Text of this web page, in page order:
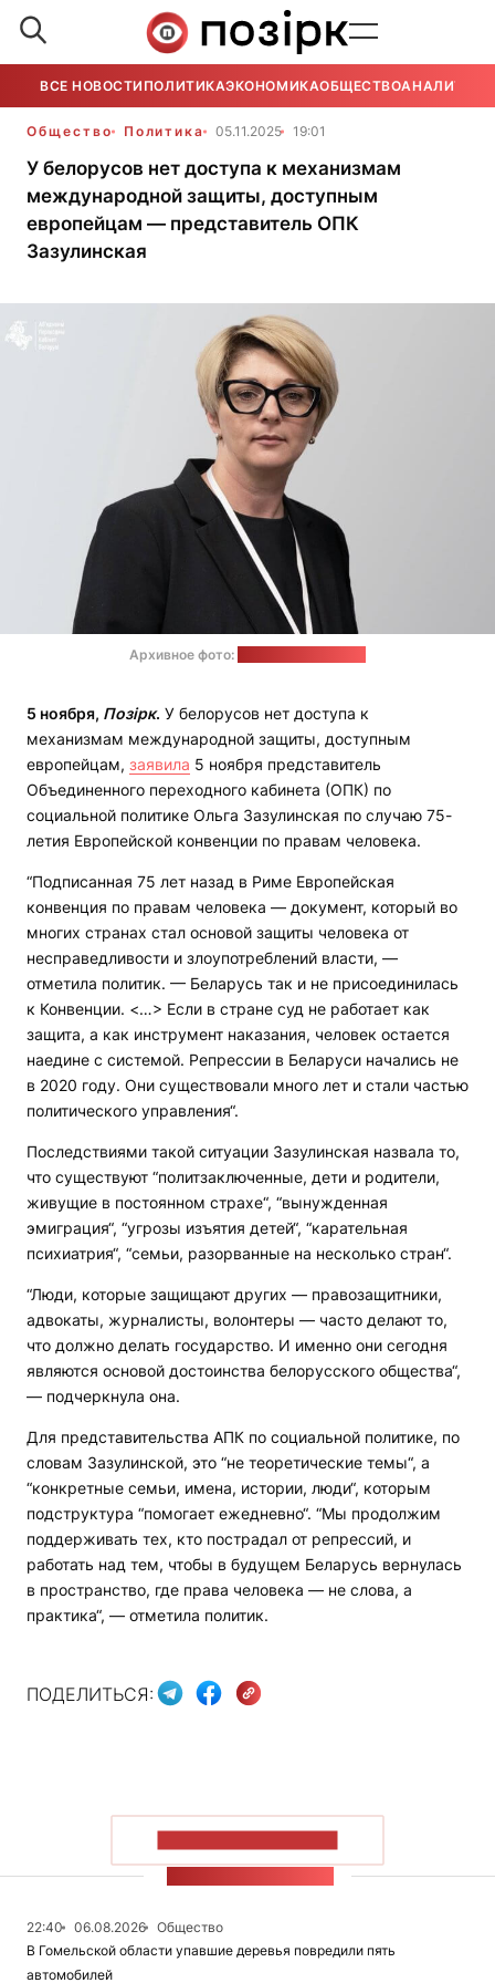
ВСЕ НОВОСТИ ПОЛИТИКАЭКОНОМИКАОБЩЕСТВОАНАЛИТИКА
Общество Политика 05.11.2025 19:01
У белорусов нет доступа к механизмам
международной защиты, доступным
европейцам — представитель ОПК
Зазулинская
Архивное фото:
5 ноября, Позірк. У белорусов нет доступа к
механизмам международной защиты, доступным
европейцам, заявила 5 ноября представитель
Объединенного переходного кабинета (ОПК) по
социальной политике Ольга Зазулинская по случаю 75-
летия Европейской конвенции по правам человека.
“Подписанная 75 лет назад в Риме Европейская
конвенция по правам человека — документ, который во
многих странах стал основой защиты человека от
несправедливости и злоупотреблений власти, —
отметила политик. — Беларусь так и не присоединилась
к Конвенции. <…> Если в стране суд не работает как
защита, а как инструмент наказания, человек остается
наедине с системой. Репрессии в Беларуси начались не
в 2020 году. Они существовали много лет и стали частью
политического управления“.
Последствиями такой ситуации Зазулинская назвала то,
что существуют “политзаключенные, дети и родители,
живущие в постоянном страхе“, “вынужденная
эмиграция“, “угрозы изъятия детей“, “карательная
психиатрия“, “семьи, разорванные на несколько стран“.
“Люди, которые защищают других — правозащитники,
адвокаты, журналисты, волонтеры — часто делают то,
что должно делать государство. И именно они сегодня
являются основой достоинства белорусского общества“,
— подчеркнула она.
Для представительства АПК по социальной политике, по
словам Зазулинской, это “не теоретические темы“, а
“конкретные семьи, имена, истории, люди“, которым
подструктура “помогает ежедневно“. “Мы продолжим
поддерживать тех, кто пострадал от репрессий, и
работать над тем, чтобы в будущем Беларусь вернулась
в пространство, где права человека — не слова, а
практика“, — отметила политик.
ПОДЕЛИТЬСЯ:
22:40 06.08.2026
Общество
В Гомельской области упавшие деревья повредили пять
автомобилей